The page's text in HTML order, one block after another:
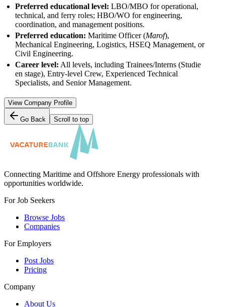
Preferred educational level: LBO/MBO for operational,
technical, and ferry roles; HBO/WO for engineering,
coordination, and management positions.
Preferred education: Maritime Officer (Marof),
Mechanical Engineering, Logistics, HSEQ Management, or
Civil Engineering.
Career level: All levels, including Trainees/Interns (Studie
en stage), Entry-level Crew, Experienced Technical
Specialists, and Senior Management.
View Company Profile
Go Back Scroll to top
Connecting Maritime and Offshore Energy professionals with
opportunities worldwide.
For Job Seekers
Browse Jobs
Companies
For Employers
Post Jobs
Pricing
Company
About Us